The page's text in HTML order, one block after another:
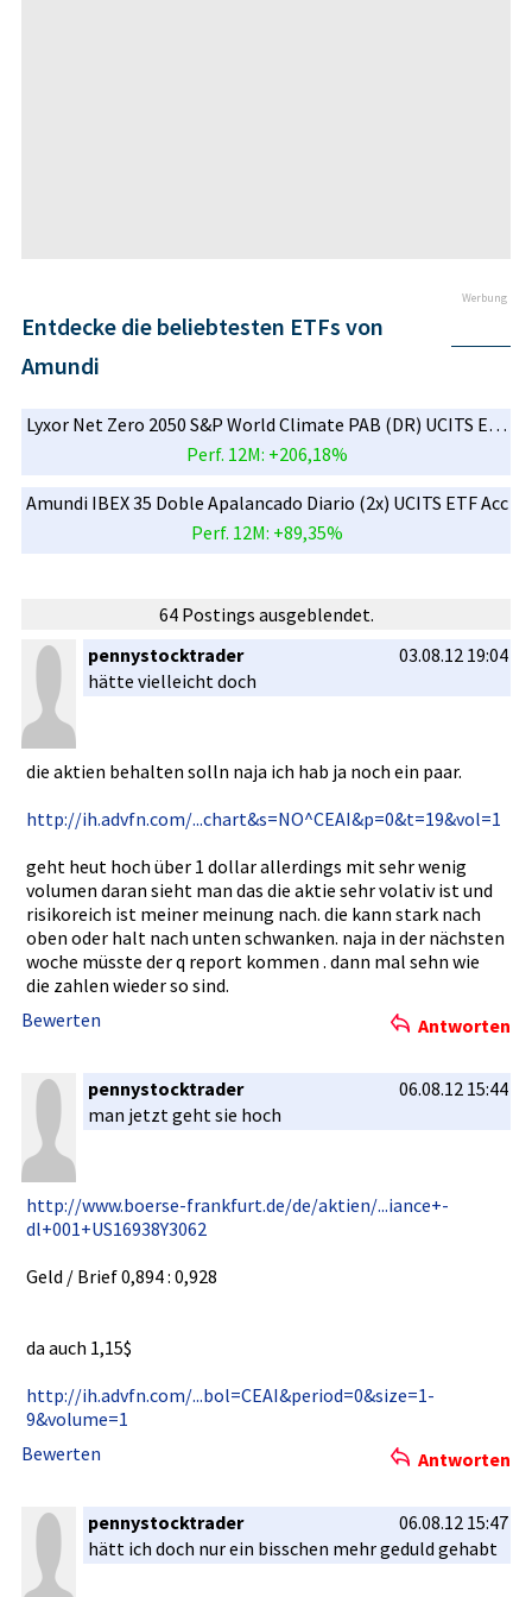
Werbung
Entdecke die beliebtesten ETFs von
Amundi
Lyxor Net Zero 2050 S&P World Climate PAB (DR) UCITS ETF Acc
Perf. 12M: +206,18%
Amundi IBEX 35 Doble Apalancado Diario (2x) UCITS ETF Acc
Perf. 12M: +89,35%
64 Postings ausgeblendet.
pennystocktrader
03.08.12 19:04
hätte vielleicht­ doch
die aktien behalten solln naja ich hab ja noch ein paar.
http://ih.­advfn.com/­...chart&s=NO^C­EAI&p=0&t=19&vol=1
geht heut hoch über 1 dollar allerdings­ mit sehr wenig
volumen daran sieht man das die aktie sehr volativ ist und
risikoreic­h ist meiner meinung nach. die kann stark nach
oben oder halt nach unten schwanken.­ naja in der nächsten
woche müsste der q report kommen . dann mal sehn wie
die zahlen wieder so sind.
Bewerten
Antworten
pennystocktrader
06.08.12 15:44
man jetzt geht sie hoch
http://www­.boerse-fr­ankfurt.de­/de/aktien­/...iance+­
dl+001+US1­6938Y3062
Geld / Brief 0,894 : 0,928
da auch 1,15$
http://ih.­advfn.com/­...bol=CEA­I&period­=0&size=1­
9&volume­=1
Bewerten
Antworten
pennystocktrader
06.08.12 15:47
hätt ich doch nur ein bisschen mehr geduld gehabt